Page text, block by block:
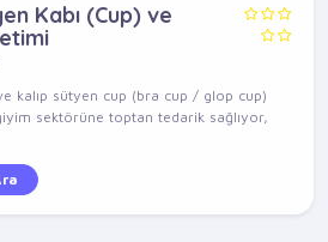
Kabı (Cup) ve
kalıp sütyen cup (bra cup / glop cup)
sektörüne toptan tedarik sağlıyor,